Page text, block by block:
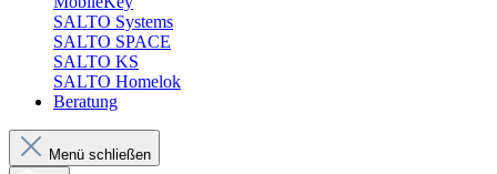
SALTO Systems
SALTO SPACE
SALTO KS
SALTO Homelok
Beratung
Menü schließen